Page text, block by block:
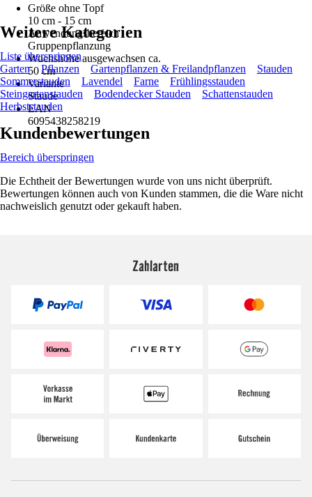
Größe ohne Topf
10 cm - 15 cm
Anwendungsbereich
Gruppenpflanzung
Wuchshöhe ausgewachsen ca.
50 cm
Variante
Staude
EAN
6095438258219
Weitere Kategorien
Liste überspringen
Garten
Pflanzen Gartenpflanzen & Freilandpflanzen
Stauden
Sommerstauden
Lavendel Farne
Frühlingsstauden
Steingartenstauden
Bodendecker Stauden
Schattenstauden
Herbststauden
Kundenbewertungen
Bereich überspringen
Die Echtheit der Bewertungen wurde von uns nicht überprüft.
Bewertungen können auch von Kunden stammen, die die Ware nicht
nachweislich genutzt oder gekauft haben.
Zahlarten